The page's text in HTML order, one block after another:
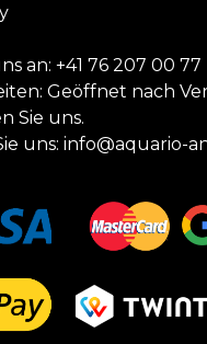
an: +41 76 207 00 77
Geöffnet nach
Sie uns.
uns: info@aquario-